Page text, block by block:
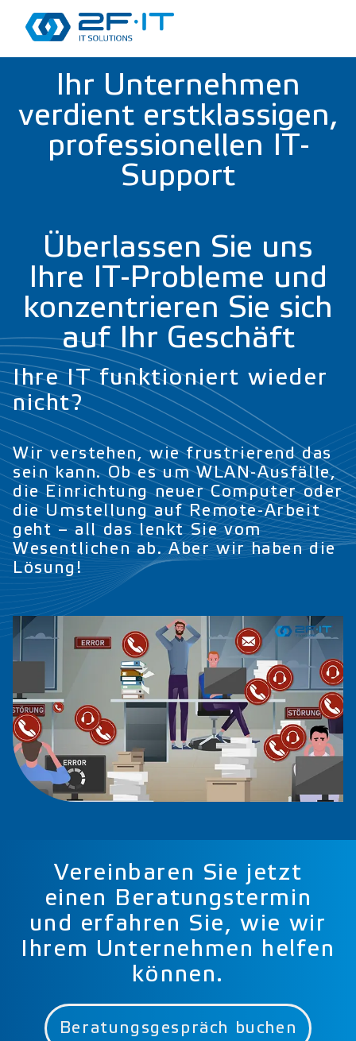
Ihr Unternehmen
verdient erstklassigen,
professionellen IT-
Support
Überlassen Sie uns
Ihre IT-Probleme und
konzentrieren Sie sich
auf Ihr Geschäft
Ihre IT funktioniert wieder
nicht?
Wir verstehen, wie frustrierend das
sein kann. Ob es um WLAN-Ausfälle,
die Einrichtung neuer Computer oder
die Umstellung auf Remote-Arbeit
geht – all das lenkt Sie vom
Wesentlichen ab. Aber wir haben die
Lösung!
Vereinbaren Sie jetzt
einen Beratungstermin
und erfahren Sie, wie wir
Ihrem Unternehmen helfen
können.
Beratungsgespräch buchen